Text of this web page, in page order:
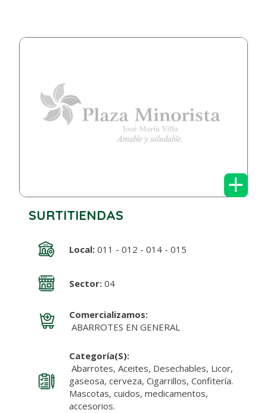
+
SURTITIENDAS
Local:011 - 012 - 014 - 015
Sector:04
Comercializamos:
ABARROTES EN GENERAL
Categoría(s):
Abarrotes, Aceites, Desechables, Licor,
gaseosa, cerveza, Cigarrillos, Confitería.
Mascotas, cuidos, medicamentos,
accesorios.